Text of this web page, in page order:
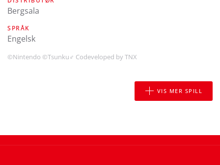
Bergsala
SPRÅK
engelsk
©Nintendo ©Tsunku♂ Codeveloped by TNX
VIS MER SPILL